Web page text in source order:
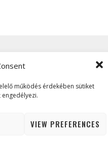
működés érdekében sütiket
engedélyezi.
VIEW PREFERENCES
628
development of
trains